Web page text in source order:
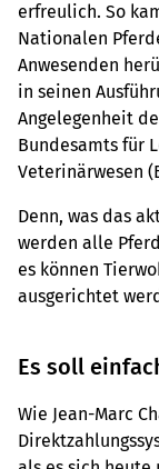
erfreulich. So
Nationalen
Anwesenden
in seinen
Angelegenheit
Bundesamts für
Veterinärwesen
Denn, was das
werden alle
es können
ausgerichtet
Es soll
Wie Jean-Marc